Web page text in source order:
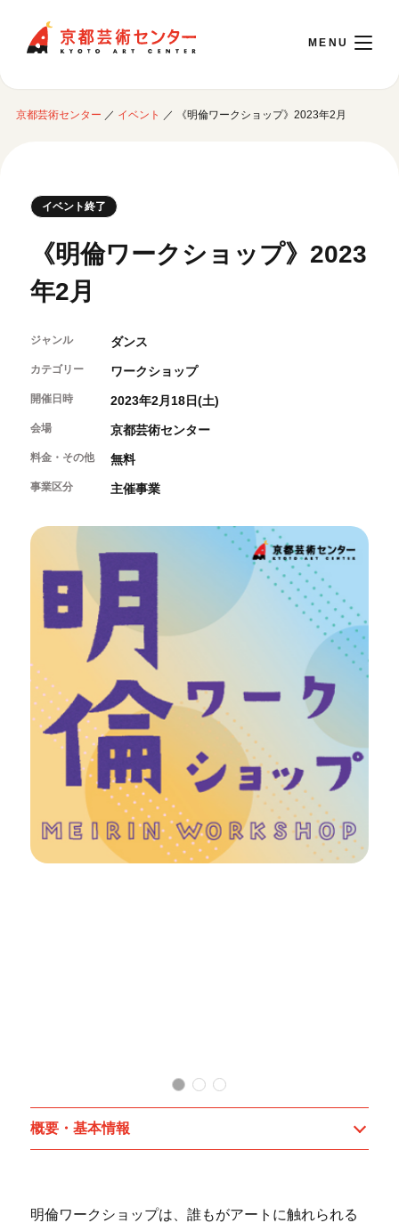
English
フェは11:00～18:00まで営業
開館時間・アクセシビリティ
フロアガイド
図書室・情報コーナー
カフェ・ショップ
よくあるご質問
取材／視察・見学／撮影
イベントに参加する
開催中のイベント
月間スケジュール
センターのプログラム・事業
制作室を使う
制作室について
制作室の設備
ボランティア・サポーター
ボランティア
KACサポーター
京都芸術センターについて
京都芸術センターってどんなところ？
京都芸術センターの歩み
概要・理念・運営体制
連携事業のご案内
チケット情報
お問い合わせ
閲覧支援
サイトポリシー&プライバシーポリシー
オフィシャルSNS
京都芸術センター ／ イベント ／ 《明倫ワークショップ》2023年2月
イベント終了
《明倫ワークショップ》2023
年2月
ジャンル ダンス
カテゴリー ワークショップ
開催日時 2023年2月18日(土)
会場 京都芸術センター
料金・その他 無料
事業区分 主催事業
概要・基本情報
明倫ワークショップは、誰もがアートに触れられる